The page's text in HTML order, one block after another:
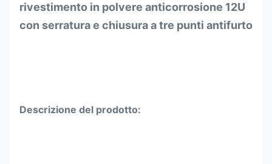
rivestimento in polvere anticorrosione 12U
con serratura e chiusura a tre punti antifurto
Descrizione del prodotto: